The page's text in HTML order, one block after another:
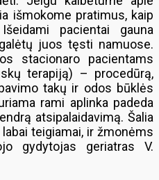
išmokome pratimus, kaip
pacientai gauna
juos tęsti namuose.
stacionaro pacientams
terapiją) – procedūrą,
takų ir odos būklės
rami aplinka padeda
atsipalaidavimą. Šalia
teigiamai, ir žmonėms
gydytojas geriatras V.